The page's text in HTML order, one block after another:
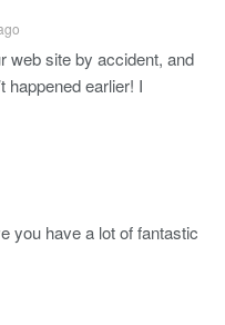
web site by accident, and
happened earlier! I
you have a lot of fantastic